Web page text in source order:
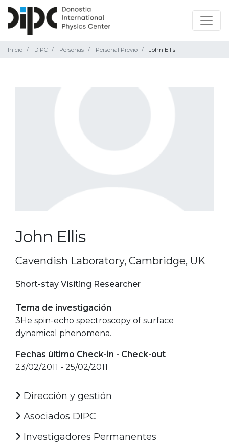
Inicio DIPC Personas Personal Previo John Ellis
John Ellis
Cavendish Laboratory, Cambridge, UK
Short-stay Visiting Researcher
Tema de investigación
3He spin-echo spectroscopy of surface
dynamical phenomena.
Fechas último Check-in - Check-out
23/02/2011 - 25/02/2011
Dirección y gestión
Asociados DIPC
Investigadores Permanentes